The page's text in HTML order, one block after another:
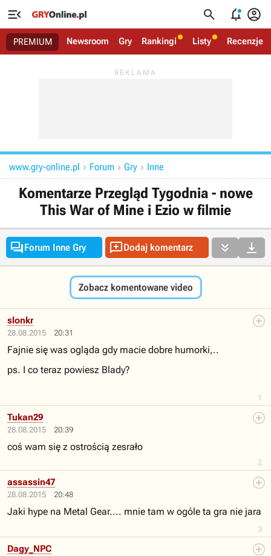
   
PREMIUM Newsroom Gry Rankingi Listy Recenzje
www.gry-online.pl  Forum  Gry  Inne
Komentarze Przegląd Tygodnia - nowe
This War of Mine i Ezio w filmie
Forum Inne Gry Dodaj komentarz  
Zobacz komentowane video
28.08.2015 20:31
1
slonkr
Fajnie się was ogląda gdy macie dobre humorki,..
ps. I co teraz powiesz Blady?
28.08.2015 20:39
2
Tukan29
coś wam się z ostrością zesrało
28.08.2015 20:48
3
assassin47
Jaki hype na Metal Gear.... mnie tam w ogóle ta gra nie jara
Dagy_NPC